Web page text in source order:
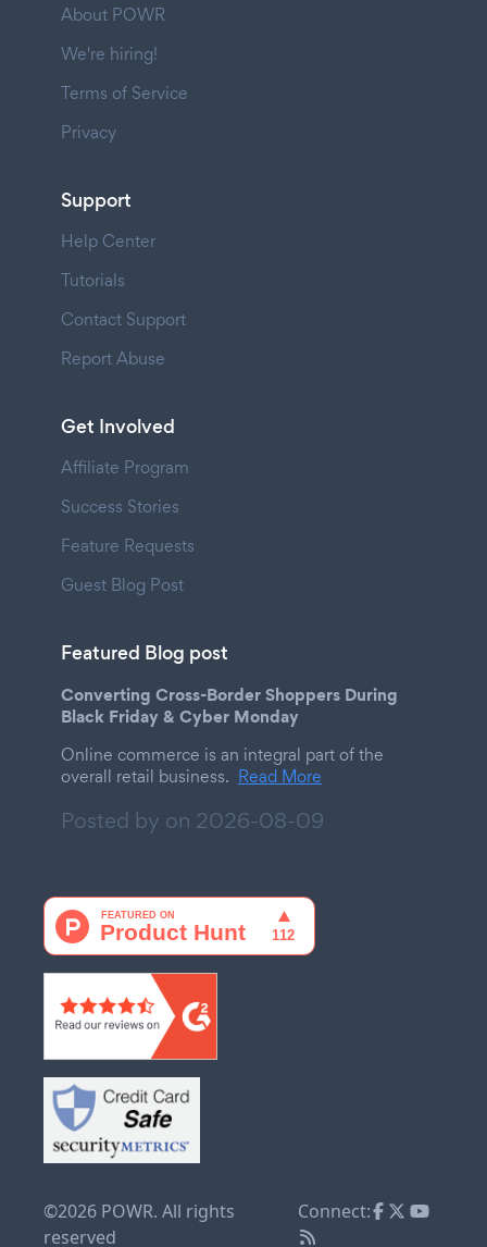
About POWR
We're hiring!
Terms of Service
Privacy
Support
Help Center
Tutorials
Contact Support
Report Abuse
Get Involved
Affiliate Program
Success Stories
Feature Requests
Guest Blog Post
Featured Blog post
Converting Cross-Border Shoppers During
Black Friday & Cyber Monday
Online commerce is an integral part of the
overall retail business. Read More
Posted by on 2026-08-09
©2026 POWR. All rights
reserved
Connect: